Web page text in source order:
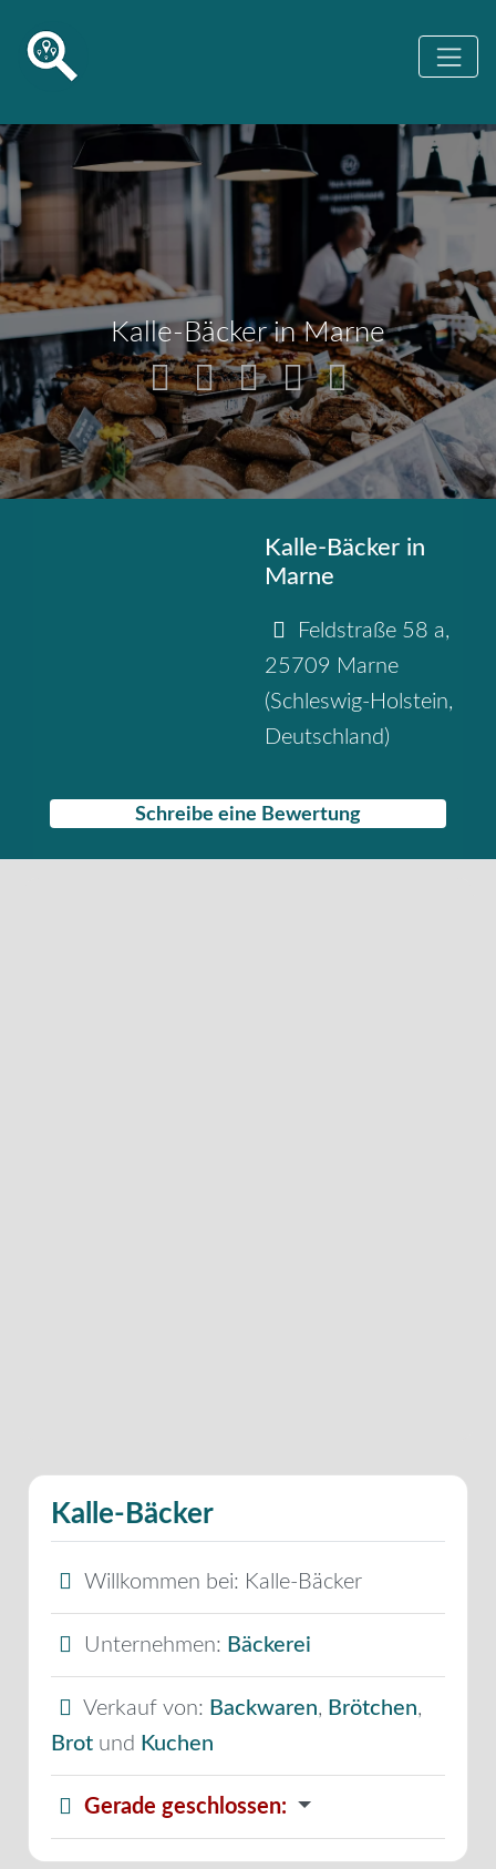
Kalle-Bäcker in Marne
Kalle-Bäcker in
Marne
Feldstraße 58 a,
25709 Marne
(Schleswig-Holstein,
Deutschland)
Schreibe eine Bewertung
Kalle-Bäcker
Willkommen bei: Kalle-Bäcker
Unternehmen: Bäckerei
Verkauf von: Backwaren, Brötchen,
Brot und Kuchen
Gerade geschlossen: